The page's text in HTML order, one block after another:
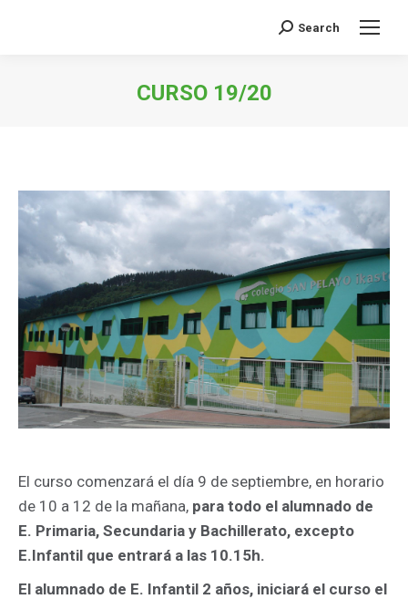
Buscar:
Search
CURSO 19/20
El curso comenzará el día 9 de septiembre, en horario
de 10 a 12 de la mañana, para todo el alumnado de
E. Primaria, Secundaria y Bachillerato, excepto
E.Infantil que entrará a las 10.15h.
El alumnado de E. Infantil 2 años, iniciará el curso el